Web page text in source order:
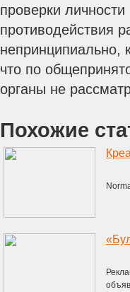
проверки
противодействия
непринципиально,
что по
органы не
Похожие